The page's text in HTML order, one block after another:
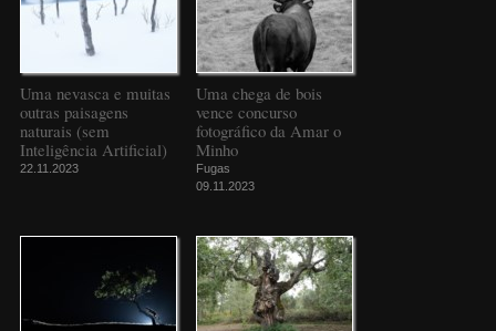
Uma nevasca e muitas
outras paisagens
naturais (sem
Inteligência Artificial)
22.11.2023
Uma chega de bois
vence concurso
fotográfico da Amar o
Minho
Fugas
09.11.2023